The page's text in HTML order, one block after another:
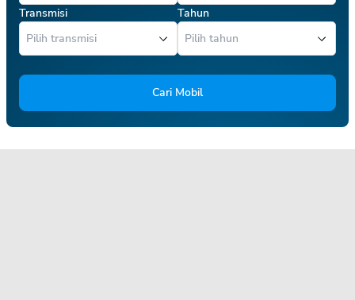
Transmisi Tahun
Cari Mobil